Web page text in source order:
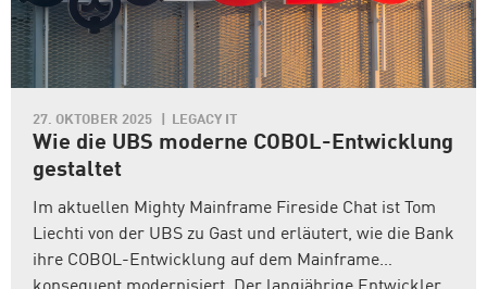
27. OKTOBER 2025 LEGACY IT
Wie die UBS moderne COBOL-Entwicklung
gestaltet
Im aktuellen Mighty Mainframe Fireside Chat ist Tom
Liechti von der UBS zu Gast und erläutert, wie die Bank
ihre COBOL-Entwicklung auf dem Mainframe